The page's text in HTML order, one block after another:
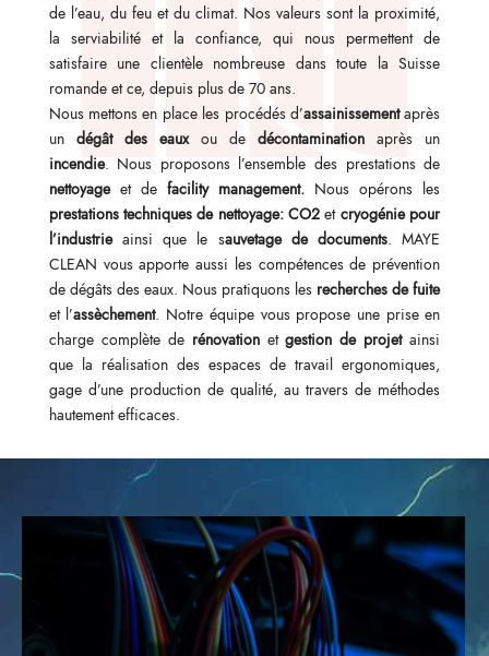
de l’eau, du feu et du climat. Nos valeurs sont la proximité,
la serviabilité et la confiance, qui nous permettent de
satisfaire une clientèle nombreuse dans toute la Suisse
romande et ce, depuis plus de 70 ans.
Nous mettons en place les procédés d’assainissementaprès
un dégât des eauxou dedécontamination après un
incendie. Nous proposons l’ensemble des prestations de
nettoyageet de facility management. Nous opérons les
prestations techniques de nettoyage: CO2et cryogénie pour
l’industrieainsi que le sauvetage de documents.MAYE
CLEAN vous apporte aussi les compétences de prévention
de dégâts des eaux. Nous pratiquons les recherches de fuite
et l’assèchement. Notre équipe vous propose une prise en
charge complète derénovation etgestion de projetainsi
que la réalisation des espaces de travail ergonomiques,
gage d’une production de qualité, au travers de méthodes
hautement efficaces.